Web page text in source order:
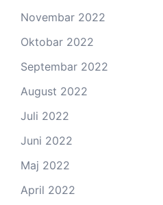
Novembar 2022
Oktobar 2022
Septembar 2022
August 2022
Juli 2022
Juni 2022
Maj 2022
April 2022